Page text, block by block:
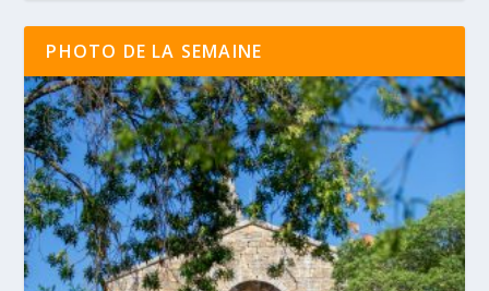
PHOTO DE LA SEMAINE